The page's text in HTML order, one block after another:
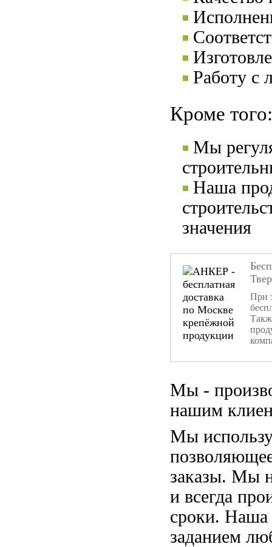
Работу с
Кроме того:
Мы
Наша
значения
При
Мы -
нашим
Мы
заказы. Мы
и всегда
сроки. Наша
заданием